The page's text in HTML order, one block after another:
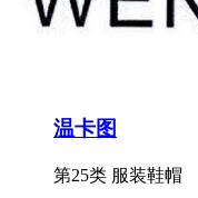
温卡图
第25类 服装鞋帽